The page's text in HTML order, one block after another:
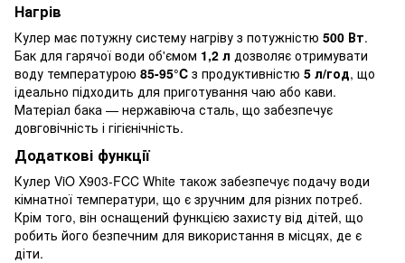
Нагрів
Кулер має потужну систему нагріву з потужністю 500 Вт.
Бак для гарячої води об'ємом 1,2 л дозволяє отримувати
воду температурою 85-95°C з продуктивністю 5 л/год, що
ідеально підходить для приготування чаю або кави.
Матеріал бака — нержавіюча сталь, що забезпечує
довговічність і гігієнічність.
Додаткові функції
Кулер ViO X903-FCC White також забезпечує подачу води
кімнатної температури, що є зручним для різних потреб.
Крім того, він оснащений функцією захисту від дітей, що
робить його безпечним для використання в місцях, де є
діти.